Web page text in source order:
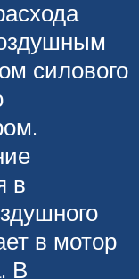
силового
в
в мотор
В